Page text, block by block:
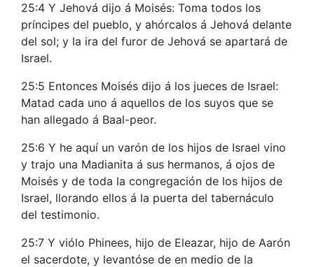
25:4 Y Jehová dijo á Moisés: Toma todos los
príncipes del pueblo, y ahórcalos á Jehová delante
del sol; y la ira del furor de Jehová se apartará de
Israel.
25:5 Entonces Moisés dijo á los jueces de Israel:
Matad cada uno á aquellos de los suyos que se
han allegado á Baal-peor.
25:6 Y he aquí un varón de los hijos de Israel vino
y trajo una Madianita á sus hermanos, á ojos de
Moisés y de toda la congregación de los hijos de
Israel, llorando ellos á la puerta del tabernáculo
del testimonio.
25:7 Y viólo Phinees, hijo de Eleazar, hijo de Aarón
el sacerdote, y levantóse de en medio de la